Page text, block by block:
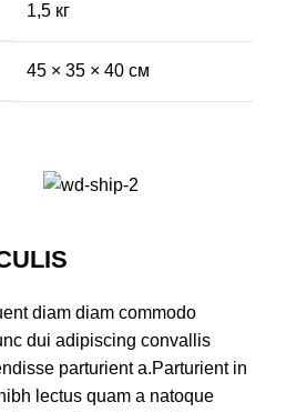
1,5 кг
45 × 35 × 40 см
diam diam commodo
dui adipiscing convallis
parturient a.Parturient in
lectus quam a natoque